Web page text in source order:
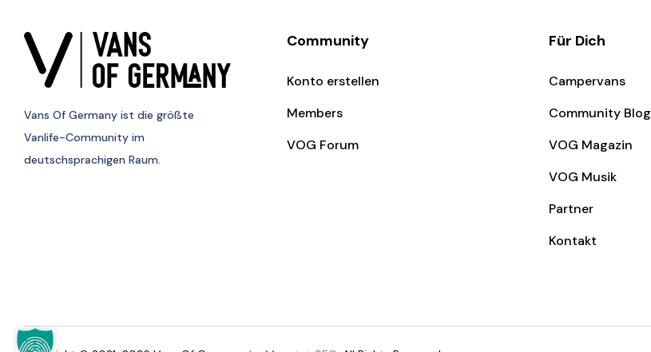
Vans Of Germany ist die größte
Vanlife-Community im
deutschsprachigen Raum.
Community
Konto erstellen
Members
VOG Forum
Für Dich
Campervans
Community Blog
VOG Magazin
VOG Musik
Partner
Kontakt